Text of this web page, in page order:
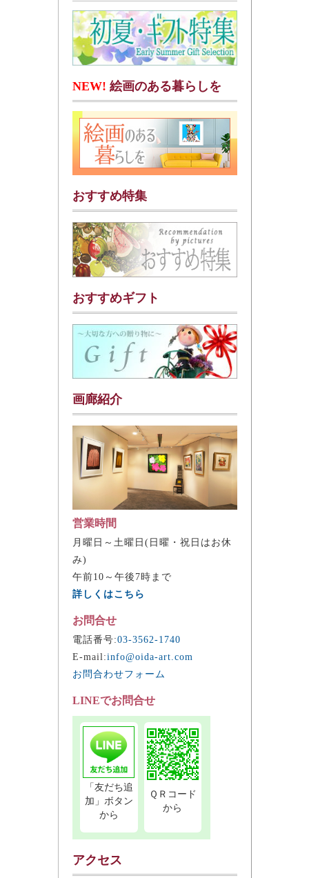
NEW! 絵画のある暮らしを
おすすめ特集
おすすめギフト
画廊紹介
営業時間
月曜日～土曜日(日曜・祝日はお休
み)
午前10～午後7時まで
詳しくはこちら
お問合せ
電話番号:03-3562-1740
E-mail:info@oida-art.com
お問合わせフォーム
LINEでお問合せ
「友だち追
加」ボタン
から
ＱＲコード
から
アクセス